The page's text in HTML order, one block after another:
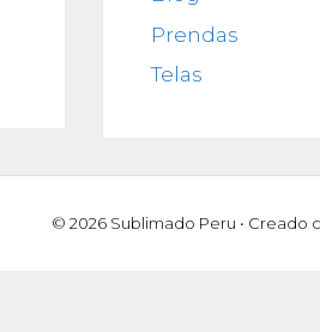
Prendas
Telas
© 2026 Sublimado Peru • Creado